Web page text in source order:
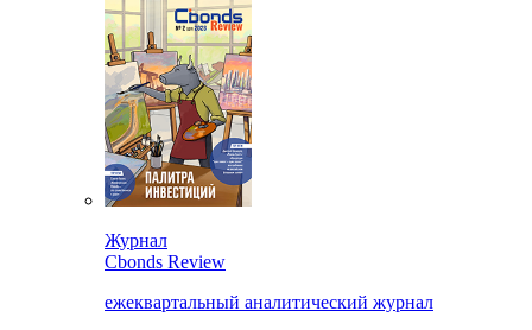
Журнал
Cbonds Review
ежеквартальный аналитический журнал